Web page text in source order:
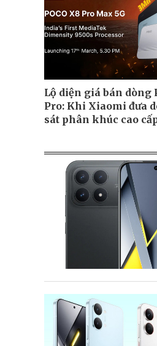
Lộ diện giá bán dòng
Pro: Khi Xiaomi đưa
sát phân khúc cao